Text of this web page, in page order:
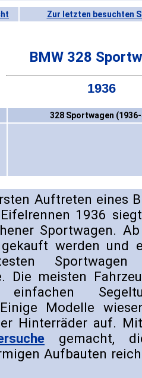
Zur letzten besuchten
BMW 328
1936
328 Sportwagen
Auftreten eines
1936
Sportwagen.
werden und
Die meisten
Modelle
Hinterräder auf.
gemacht,
Aufbauten